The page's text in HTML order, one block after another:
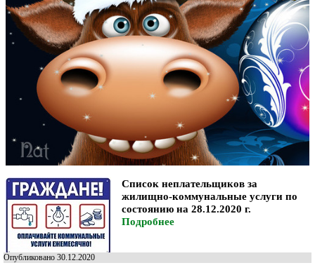
Список неплательщиков за
жилищно-коммунальные услуги по
состоянию на 28.12.2020 г.
Подробнее
Опубликовано 30.12.2020